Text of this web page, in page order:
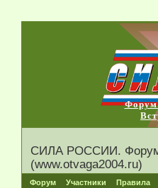
Форум
СИЛА РОССИИ. Форум
(www.otvaga2004.ru)
Форум Участники Правила